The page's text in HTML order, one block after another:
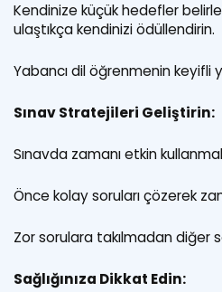
Kendinize küçük hedefler
ulaştıkça kendinizi ödüllendirin.
Yabancı dil öğrenmenin keyifli
Sınav Stratejileri Geliştirin:
Sınavda zamanı etkin
Önce kolay soruları çözerek
Zor sorulara takılmadan diğer
Sağlığınıza Dikkat Edin: